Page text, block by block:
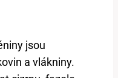
jsou
a vlákniny.